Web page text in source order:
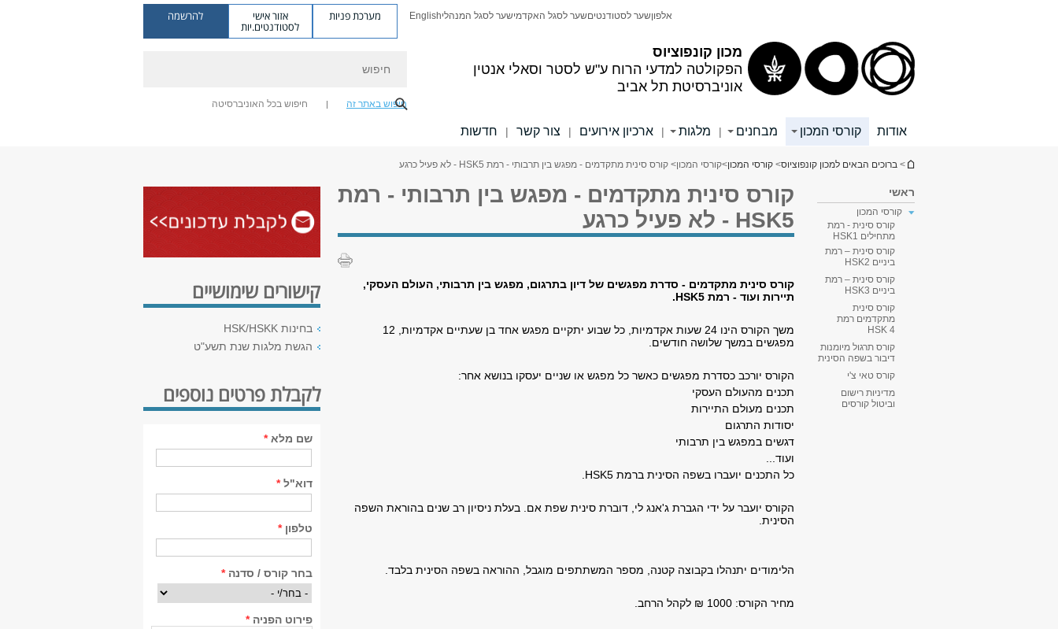
מכון קונפוציוס
הפקולטה למדעי הרוח ע"ש לסטר וסאלי אנטין
אוניברסיטת תל אביב
אלפוןשער לסטודנטיםשער לסגל האקדמישער לסגל המנהליEnglish מערכת פניות אזור אישי
לסטודנטים.יות
להרשמה
חיפוש באתר זה חיפוש בכל האוניברסיטה
אודות קורסי המכון מבחנים | מלגות | ארכיון אירועים | צור קשר | חדשות
הינך נמצא כאן
> ברוכים הבאים למכון קונפוציוס> קורסי המכון>קורסי המכון> קורס סינית מתקדמים - מפגש בין תרבותי - רמת HSK5 - לא פעיל כרגע
ראשי
קורסי המכון
קורס סינית - רמת
מתחילים HSK1
קורס סינית – רמת
ביניים HSK2
קורס סינית – רמת
ביניים HSK3
קורס סינית
מתקדמים רמת
HSK 4
קורס תרגול מיומנות
דיבור בשפה הסינית
קורס טאי צ'י
מדיניות רישום
וביטול קורסים
קורס סינית מתקדמים - מפגש בין תרבותי - רמת
HSK5 - לא פעיל כרגע
קורס סינית מתקדמים - סדרת מפגשים של דיון בתרגום, מפגש בין תרבותי, העולם העסקי,
תיירות ועוד - רמת HSK5.
משך הקורס הינו 24 שעות אקדמיות, כל שבוע יתקיים מפגש אחד בן שעתיים אקדמיות, 12
מפגשים במשך שלושה חודשים.
הקורס יורכב כסדרת מפגשים כאשר כל מפגש או שניים יעסקו בנושא אחר:
תכנים מהעולם העסקי
תכנים מעולם התיירות
יסודות התרגום
דגשים במפגש בין תרבותי
ועוד...
כל התכנים יועברו בשפה הסינית ברמת HSK5
הקורס יועבר על ידי הגברת ג'אנג לי, דוברת סינית שפת אם. בעלת ניסיון רב שנים בהוראת השפה
הסינית.
הלימודים יתנהלו בקבוצה קטנה, מספר המשתתפים מוגבל, ההוראה בשפה הסינית בלבד.
מחיר הקורס: 1000 ₪ לקהל הרחב.
קישורים שימושיים
בחינות HSK/HSKK
הגשת מלגות שנת תשע"ט
לקבלת פרטים נוספים
שם מלא*
דוא"ל*
טלפון*
בחר קורס / סדנה*
פירוט הפניה*